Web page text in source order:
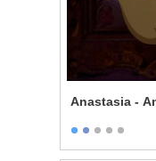
Anastasia -